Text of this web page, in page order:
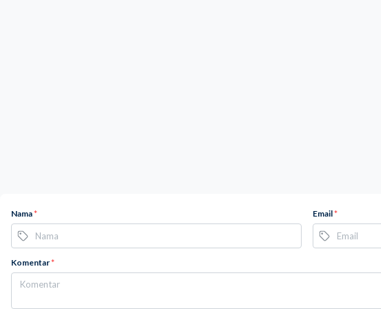
Nama* Email*
Komentar*